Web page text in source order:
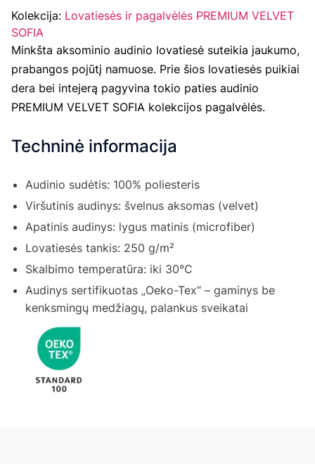
Kolekcija: Lovatiesės ir pagalvėlės PREMIUM VELVET
SOFIA
Minkšta aksominio audinio lovatiesė suteikia jaukumo,
prabangos pojūtį namuose. Prie šios lovatiesės puikiai
dera bei intejerą pagyvina tokio paties audinio
PREMIUM VELVET SOFIA kolekcijos pagalvėlės.
Techninė informacija
Audinio sudėtis: 100% poliesteris
Viršutinis audinys: švelnus aksomas (velvet)
Apatinis audinys: lygus matinis (microfiber)
Lovatiesės tankis: 250 g/m²
Skalbimo temperatūra: iki 30°C
Audinys sertifikuotas „Oeko-Tex“ – gaminys be
kenksmingų medžiagų, palankus sveikatai